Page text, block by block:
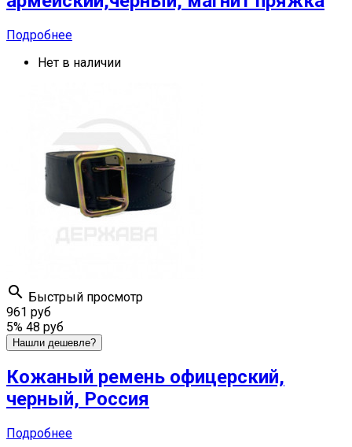
Подробнее
Нет в наличии
 Быстрый просмотр
961 руб
5% 48 руб
Нашли дешевле?
Кожаный ремень офицерский,
черный, Россия
Подробнее